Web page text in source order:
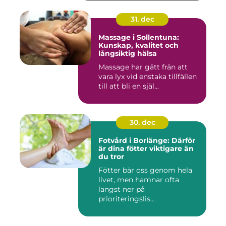
31. dec
Massage i Sollentuna:
Kunskap, kvalitet och
långsiktig hälsa
Massage har gått från att
vara lyx vid enstaka tillfällen
till att bli en själ...
30. dec
Fotvård i Borlänge: Därför
är dina fötter viktigare än
du tror
Fötter bär oss genom hela
livet, men hamnar ofta
längst ner på
prioriteringslis...